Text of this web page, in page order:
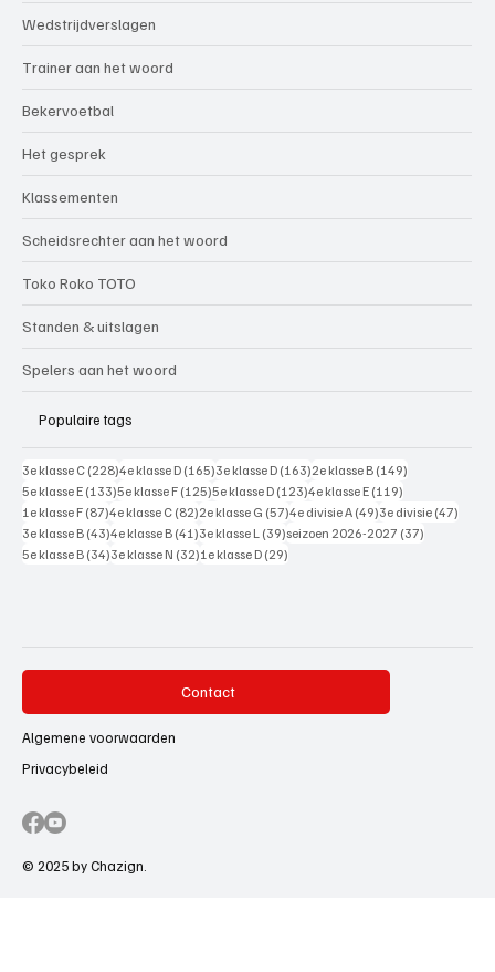
Wedstrijdverslagen
Trainer aan het woord
Bekervoetbal
Het gesprek
Klassementen
Scheidsrechter aan het woord
Toko Roko TOTO
Standen & uitslagen
Spelers aan het woord
Populaire tags
3e klasse C (228)228 posts
4e klasse D (165)165 posts
3e klasse D (163)163 posts
2e klasse B (149)
5e klasse E (133)133 posts
5e klasse F (125)125 posts
5e klasse D (123)123 posts
4e klasse E (119)
1e klasse F (87)87 posts
4e klasse C (82)82 posts
2e klasse G (57)57 posts
4e divisie A (49)49 posts
3e divisie (47)
3e klasse B (43)43 posts
4e klasse B (41)41 posts
3e klasse L (39)39 posts
seizoen 2026-2027 (37)
5e klasse B (34)34 posts
3e klasse N (32)32 posts
1e klasse D (29)
Contact
Algemene voorwaarden
Privacybeleid
© 2025 by Chazign.